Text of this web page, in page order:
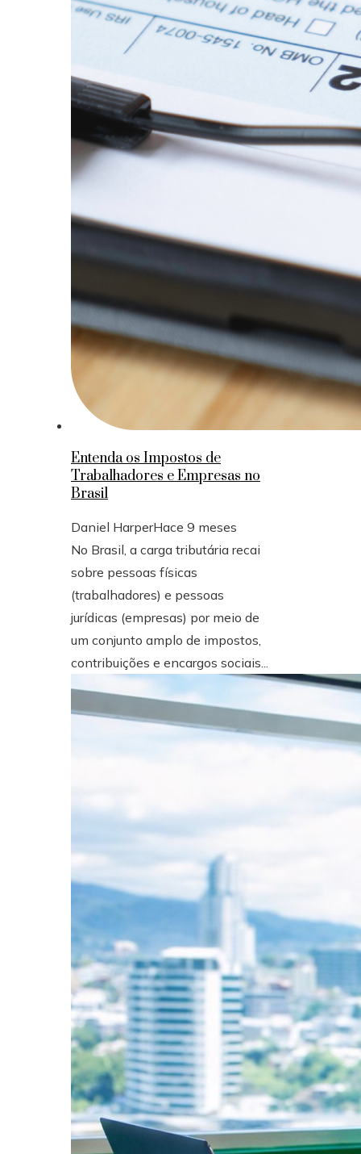
Entenda os Impostos de
Trabalhadores e Empresas no
Brasil
Daniel HarperHace 9 meses
No Brasil, a carga tributária recai
sobre pessoas físicas
(trabalhadores) e pessoas
jurídicas (empresas) por meio de
um conjunto amplo de impostos,
contribuições e encargos sociais...